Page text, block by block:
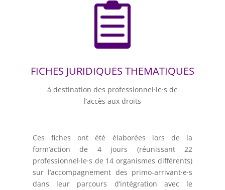

FICHES JURIDIQUES THEMATIQUES
à destination des professionnel·le·s de
l’accès aux droits
Ces fiches ont été élaborées lors de la
form’action de 4 jours (réunissant 22
professionnel·le·s de 14 organismes différents)
sur l’accompagnement des primo-arrivant·e·s
dans leur parcours d’intégration avec le